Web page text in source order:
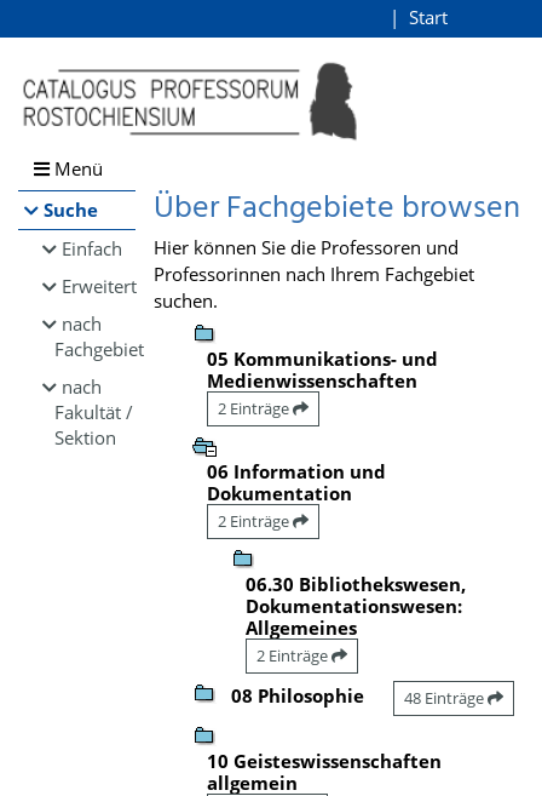
Browsen
direkt zum Inhalt
Start
Menü
Suche
Einfach
Erweitert
nach
Fachgebiet
nach
Fakultät /
Sektion
Über Fachgebiete browsen
Hier können Sie die Professoren und
Professorinnen nach Ihrem Fachgebiet
suchen.
05 Kommunikations- und
Medienwissenschaften
2 Einträge
06 Information und
Dokumentation
2 Einträge
06.30 Bibliothekswesen,
Dokumentationswesen:
Allgemeines
2 Einträge
08 Philosophie 48 Einträge
10 Geisteswissenschaften
allgemein